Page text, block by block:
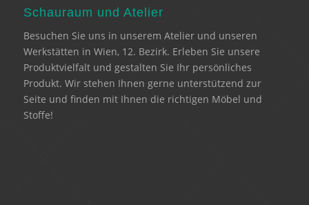
Schauraum und Atelier
Besuchen Sie uns in unserem Atelier und unseren
Werkstätten in Wien, 12. Bezirk. Erleben Sie unsere
Produktvielfalt und gestalten Sie Ihr persönliches
Produkt. Wir stehen Ihnen gerne unterstützend zur
Seite und finden mit Ihnen die richtigen Möbel und
Stoffe!